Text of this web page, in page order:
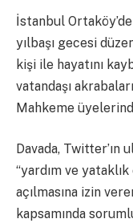
İstanbul
yılbaşı gecesi
kişi ile hayatını
vatandaşı
Mahkeme
Davada, Twitter’ın
“yardım ve
açılmasına izin
kapsamında